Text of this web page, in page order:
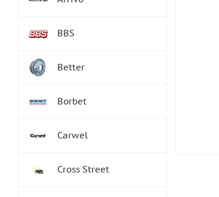
BBS
Better
Borbet
Carwel
Cross Street